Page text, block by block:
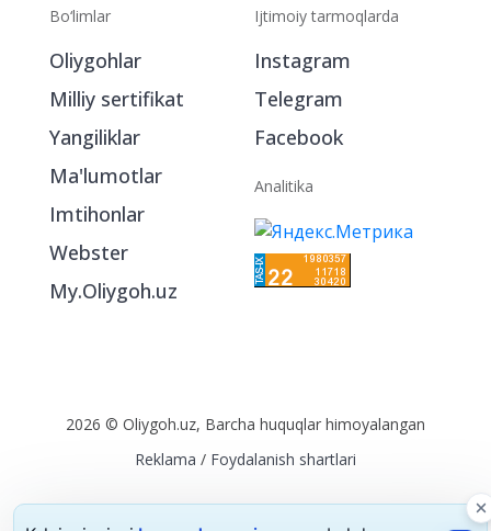
Bo‘limlar
Oliygohlar
Milliy sertifikat
Yangiliklar
Ma'lumotlar
Imtihonlar
Webster
My.Oliygoh.uz
Ijtimoiy tarmoqlarda
Instagram
Telegram
Facebook
Analitika
2026 © Oliygoh.uz, Barcha huquqlar himoyalangan
Reklama / Foydalanish shartlari